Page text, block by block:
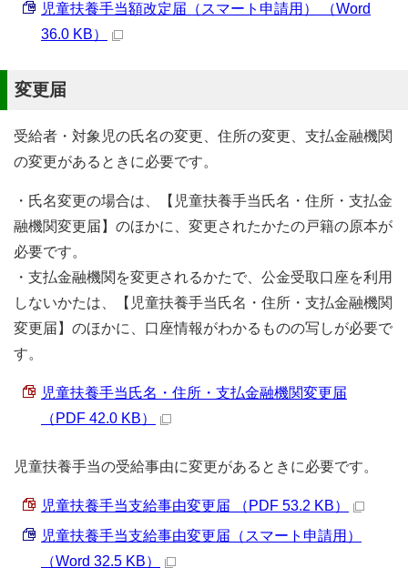
児童扶養手当額改定届（スマート申請用） （Word
36.0 KB）
変更届
受給者・対象児の氏名の変更、住所の変更、支払金融機関
の変更があるときに必要です。
・氏名変更の場合は、【児童扶養手当氏名・住所・支払金
融機関変更届】のほかに、変更されたかたの戸籍の原本が
必要です。
・支払金融機関を変更されるかたで、公金受取口座を利用
しないかたは、【児童扶養手当氏名・住所・支払金融機関
変更届】のほかに、口座情報がわかるものの写しが必要で
す。
児童扶養手当氏名・住所・支払金融機関変更届
（PDF 42.0 KB）
児童扶養手当の受給事由に変更があるときに必要です。
児童扶養手当支給事由変更届 （PDF 53.2 KB）
児童扶養手当支給事由変更届（スマート申請用）
（Word 32.5 KB）